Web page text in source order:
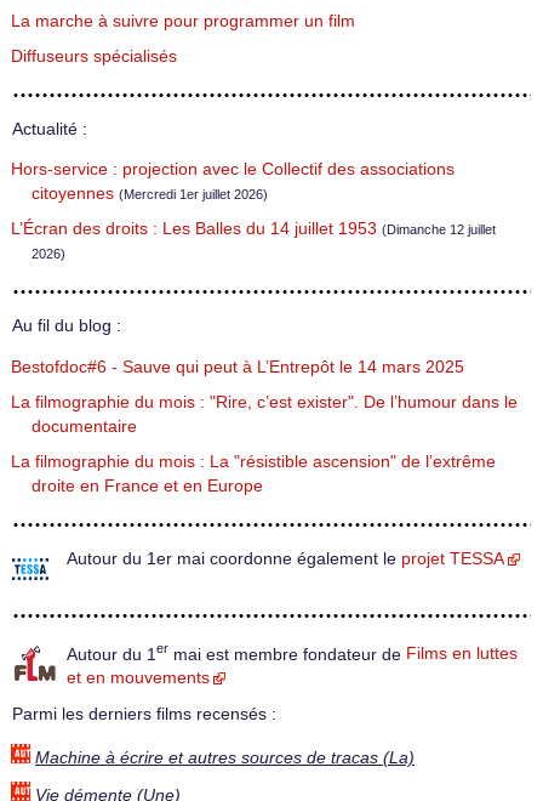
La marche à suivre pour programmer un film
Diffuseurs spécialisés
Actualité :
Hors-service : projection avec le Collectif des associations
citoyennes (Mercredi 1er juillet 2026)
L’Écran des droits : Les Balles du 14 juillet 1953 (Dimanche 12 juillet
2026)
Au fil du blog :
Bestofdoc#6 - Sauve qui peut à L’Entrepôt le 14 mars 2025
La filmographie du mois : "Rire, c’est exister". De l’humour dans le
documentaire
La filmographie du mois : La "résistible ascension" de l’extrême
droite en France et en Europe
Autour du 1er mai coordonne également le projet TESSA
Autour du 1 er mai est membre fondateur de Films en luttes
et en mouvements
Parmi les derniers films recensés :
Machine à écrire et autres sources de tracas (La)
Vie démente (Une)